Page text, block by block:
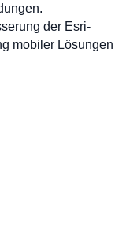
der Esri-
mobiler Lösungen